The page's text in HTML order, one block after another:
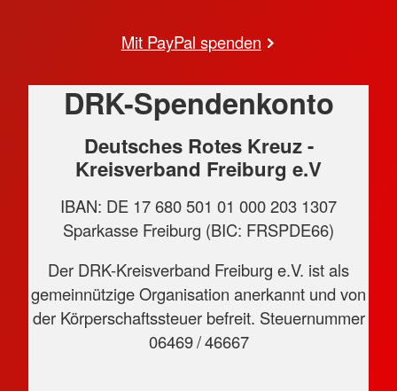
Mit PayPal spenden
DRK-Spendenkonto
Deutsches Rotes Kreuz -
Kreisverband Freiburg e.V
IBAN: DE 17 680 501 01 000 203 1307
Sparkasse Freiburg (BIC: FRSPDE66)
Der DRK-Kreisverband Freiburg e.V. ist als
gemeinnützige Organisation anerkannt und von
der Körperschaftssteuer befreit. Steuernummer
06469 / 46667